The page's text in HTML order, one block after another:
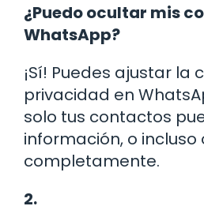
¿Puedo ocultar mis
WhatsApp?
¡Sí! Puedes ajustar la
privacidad en
solo tus contactos
información, o incluso
completamente.
2.